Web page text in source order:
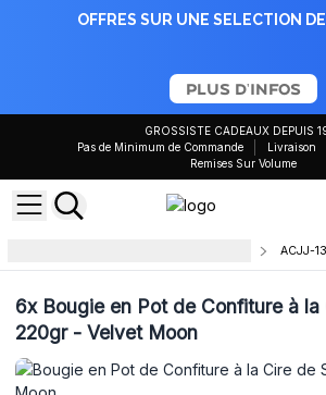
OFFRES SUR UNE SELECTION
PLUS D'INFOS
GROSSISTE CADEAUX DEPUIS
Pas de Minimum de Commande
Livraison
Remises Sur Volume
ACJJ-13
6xBougie en Pot de Confiture à la
220gr - Velvet Moon